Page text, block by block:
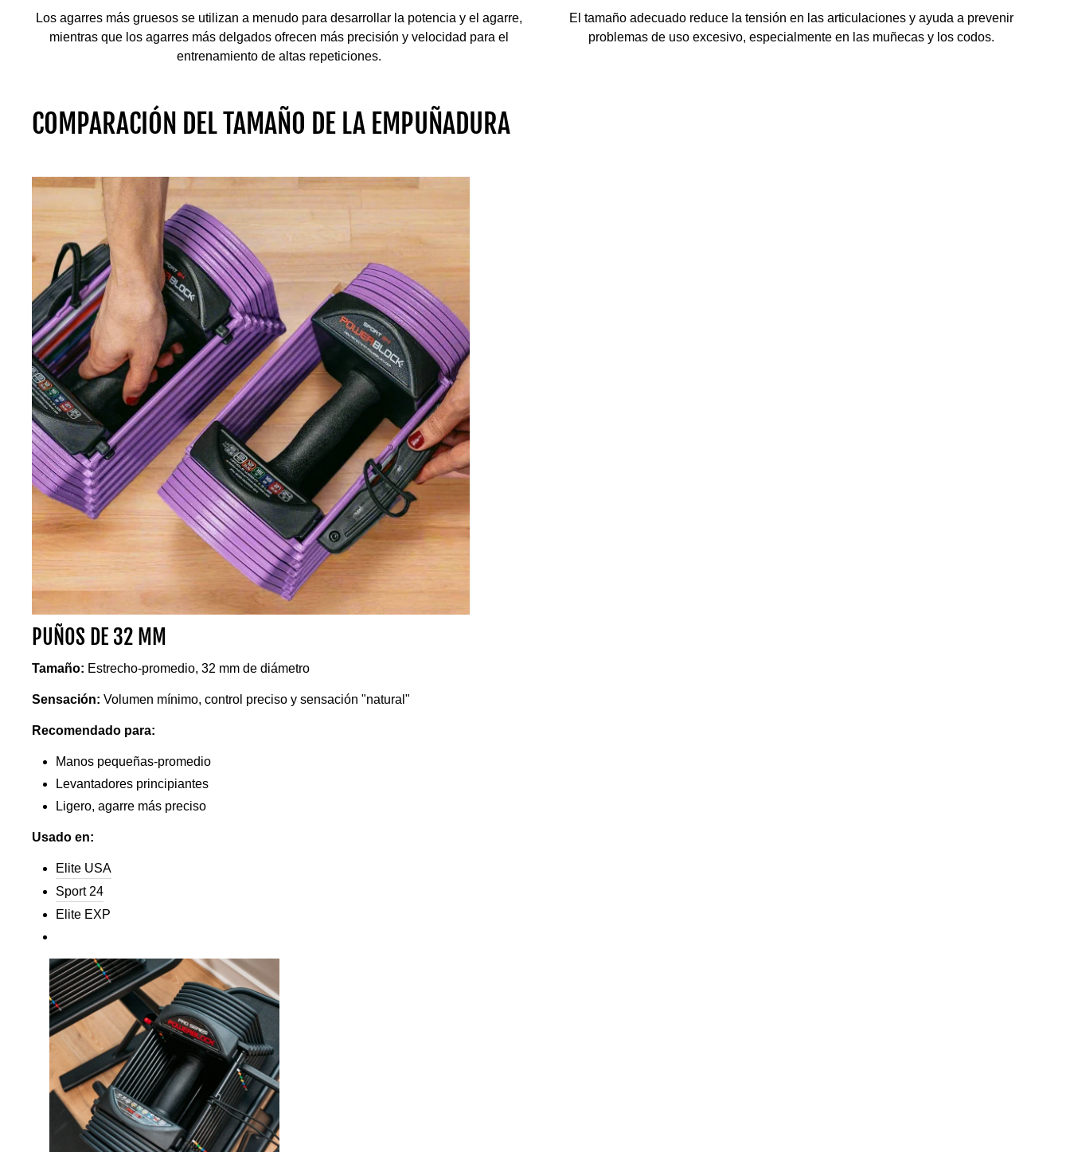
Los agarres más gruesos se utilizan a menudo para desarrollar la potencia y el agarre,
mientras que los agarres más delgados ofrecen más precisión y velocidad para el
entrenamiento de altas repeticiones.
El tamaño adecuado reduce la tensión en las articulaciones y ayuda a prevenir
problemas de uso excesivo, especialmente en las muñecas y los codos.
COMPARACIÓN DEL TAMAÑO DE LA EMPUÑADURA
PUÑOS DE 32 MM
Tamaño: Estrecho-promedio, 32 mm de diámetro
Sensación: Volumen mínimo, control preciso y sensación "natural"
Recomendado para:
Manos pequeñas-promedio
Levantadores principiantes
Ligero, agarre más preciso
Usado en:
Elite USA
Sport 24
Elite EXP